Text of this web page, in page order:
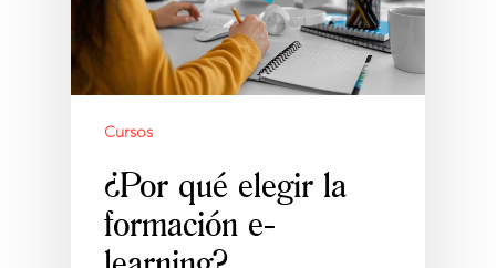
Cursos
¿Por qué elegir la
formación e-